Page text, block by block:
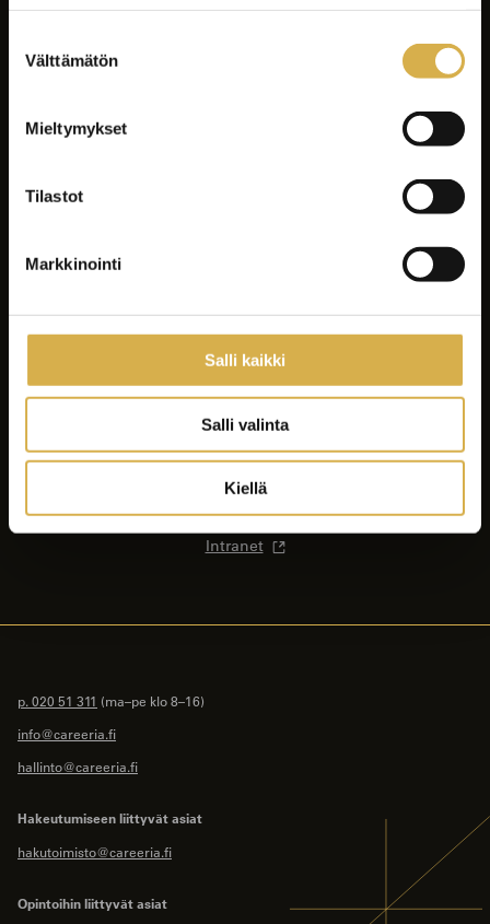
valinta
Välttämätön
Mieltymykset
Tilastot
Markkinointi
Salli kaikki
Salli valinta
Kiellä
Yrityksille ja yhteisöille
Asiakastyöt
Careeria
Yhteystiedot
Intranet
p. 020 51 311 (ma–pe klo 8–16)
info@careeria.fi
hallinto@careeria.fi
Hakeutumiseen liittyvät asiat
hakutoimisto@careeria.fi
Opintoihin liittyvät asiat